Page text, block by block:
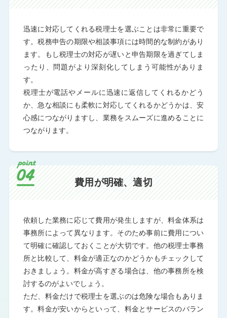
迅速に対応してくれる税理士を選ぶことは非常に重要で
す。税務申告の期限や相談事項には時間的な制約があり
ます。もし税理士の対応が遅いと申告期限を過ぎてしま
ったり、問題がより深刻化してしまう可能性がありま
す。
税理士が電話やメールに迅速に返信してくれるかどう
か、急な相談にも柔軟に対応してくれるかどうかは、安
心感につながりますし、業務をスムーズに進めることに
つながります。
費用が明確、適切
依頼した業務に応じて費用が発生しますが、料金体系は
事務所によって異なります。そのため事前に費用につい
て明確に確認しておくことが大切です。他の税理士事務
所と比較して、料金が適正なのかどうかもチェックして
おきましょう。料金が高すぎる場合は、他の事務所を検
討するのがよいでしょう。
ただ、料金だけで税理士を選ぶのは危険な場合もありま
す。料金が安いからといって、料金とサービスのバラン